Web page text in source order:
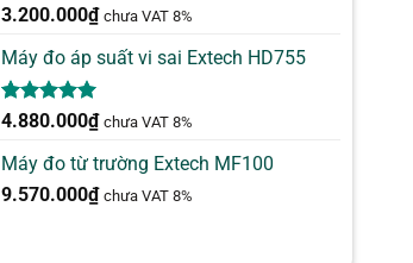
5.00trên 5
2
đánh giá
3.200.000₫ chưa VAT 8%
Máy đo áp suất vi sai Extech HD755
5.00trên 5
1
đánh giá
4.880.000₫ chưa VAT 8%
Máy đo từ trường Extech MF100
9.570.000₫ chưa VAT 8%